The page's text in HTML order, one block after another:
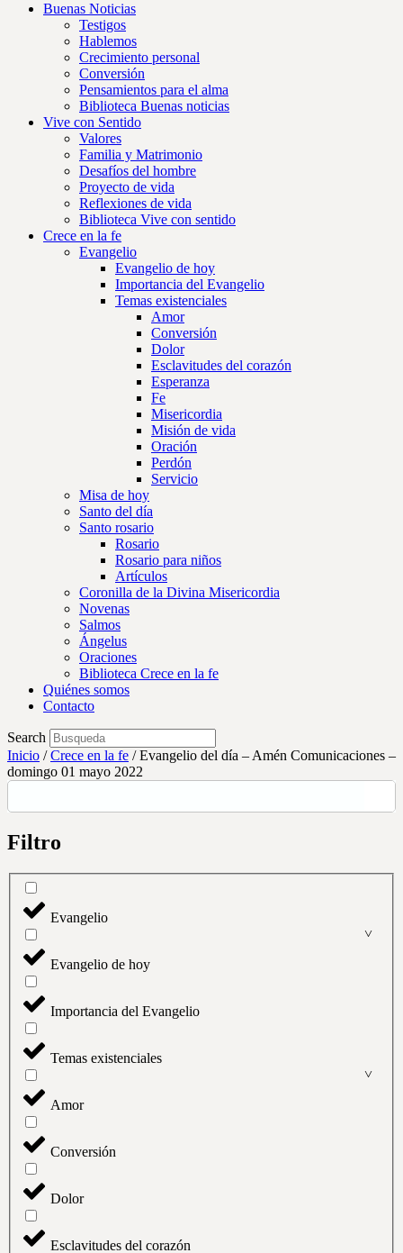
Buenas Noticias
Testigos
Hablemos
Crecimiento personal
Conversión
Pensamientos para el alma
Biblioteca Buenas noticias
Vive con Sentido
Valores
Familia y Matrimonio
Desafíos del hombre
Proyecto de vida
Reflexiones de vida
Biblioteca Vive con sentido
Crece en la fe
Evangelio
Evangelio de hoy
Importancia del Evangelio
Temas existenciales
Amor
Conversión
Dolor
Esclavitudes del corazón
Esperanza
Fe
Misericordia
Misión de vida
Oración
Perdón
Servicio
Misa de hoy
Santo del día
Santo rosario
Rosario
Rosario para niños
Artículos
Coronilla de la Divina Misericordia
Novenas
Salmos
Ángelus
Oraciones
Biblioteca Crece en la fe
Quiénes somos
Contacto
Search
Inicio /Crece en la fe /Evangelio del día – Amén Comunicaciones –
domingo 01 mayo 2022
Filtro
Evangelio
Evangelio de hoy
Importancia del Evangelio
Temas existenciales
Amor
Conversión
Dolor
Esclavitudes del corazón